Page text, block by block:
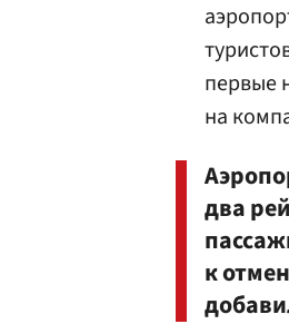
первые
на
два
к